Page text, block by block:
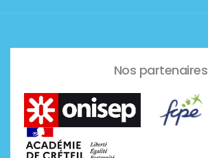
Nos partenaires